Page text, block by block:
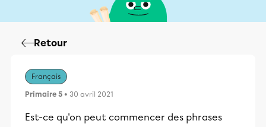
Retour
Français
Primaire 5 • 30 avril 2021
Est-ce qu'on peut commencer des phrases